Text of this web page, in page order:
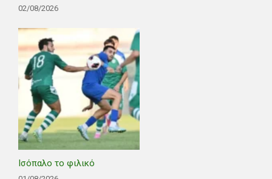
02/08/2026
Ισόπαλο το φιλικό